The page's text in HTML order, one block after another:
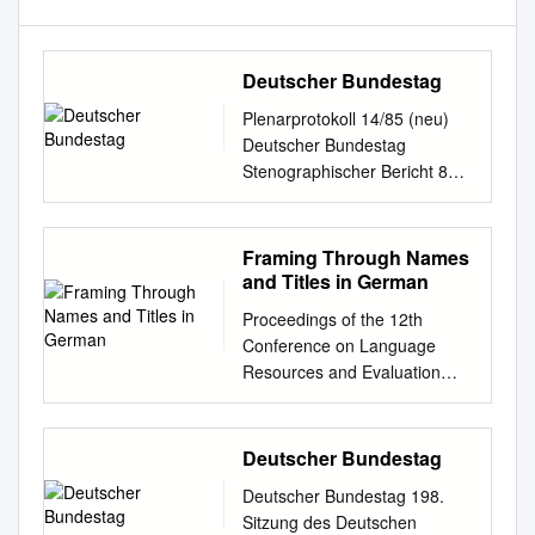
Deutscher Bundestag
Plenarprotokoll 14/85 (neu)
Deutscher Bundestag
Stenographischer Bericht 85.
Sitzung Berlin, Freitag, den
28. Januar 2000 I n h a l t :
Eintritt des Abgeordneten
Helmut Heiderich Heinz Wiese
................. 7835 A in den
Deutschen Bundestag
........................... 7831 A Ekin
Deligöz BÜNDNIS 90/DIE
GRÜNEN ... 7837 A Wahl des
Abgeordneten Werner Schulz
als Cornelia Pieper F.D.P.
.................................... 7839 A
Framing Through Names
and Titles in German
Proceedings of the 12th
Conference on Language
Resources and Evaluation
(LREC 2020), pages 4924–
4932 Marseille, 11–16 May
2020 c European Language
(ELRA), licensed under CC-
BY-NC Doctor Who? Framing
Deutscher Bundestag
Deutscher Bundestag 198.
Sitzung des Deutschen